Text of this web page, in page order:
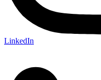
LinkedIn